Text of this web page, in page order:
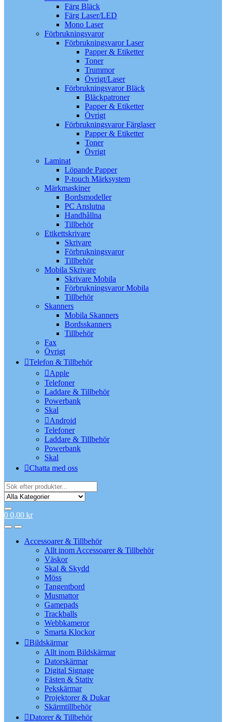
Färg Bläck
Färg Laser/LED
Mono Laser
Förbrukningsvaror
Förbrukningsvaror Laser
Papper & Etiketter
Toner
Trummor
Övrigt/Laser
Förbrukningsvaror Bläck
Bläckpatroner
Papper & Etiketter
Övrigt
Förbrukningsvaror Färglaser
Papper & Etiketter
Toner
Övrigt
Laminat
Löpande Papper
P-touch Märksystem
Märkmaskiner
Bordsmodeller
PC Anslutna
Handhållna
Tillbehör
Etikettskrivare
Skrivare
Förbrukningsvaror
Tillbehör
Mobila Skrivare
Skrivare Mobila
Förbrukningsvaror Mobila
Tillbehör
Skanners
Mobila Skanners
Bordsskanners
Tillbehör
Fax
Övrigt
Telefon & Tillbehör
Apple
Telefoner
Laddare & Tillbehör
Powerbank
Skal
Android
Telefoner
Laddare & Tillbehör
Powerbank
Skal
Chatta med oss
Search
for:
0 0,00 kr
Accessoarer & Tillbehör
Allt inom Accessoarer & Tillbehör
Väskor
Skal & Skydd
Möss
Tangentbord
Musmattor
Gamepads
Trackballs
Webbkameror
Smarta Klockor
Bildskärmar
Allt inom Bildskärmar
Datorskärmar
Digital Signage
Fästen & Stativ
Pekskärmar
Projektorer & Dukar
Skärmtillbehör
Datorer & Tillbehör